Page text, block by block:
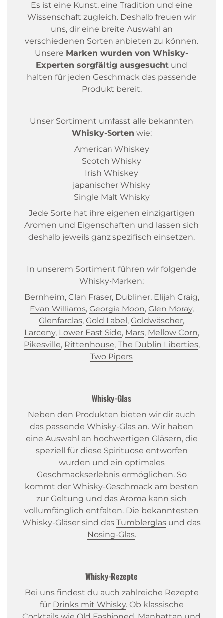
Es ist eine Kunst, eine Tradition und eine
Wissenschaft zugleich. Deshalb freuen wir
uns, dir eine breite Auswahl an
verschiedenen Sorten anbieten zu können.
Unsere Marken wurden von Whisky-
Experten sorgfältig ausgesucht und
halten für jeden Geschmack das passende
Produkt bereit.
Unser Sortiment umfasst alle bekannten
Whisky-Sorten wie:
American Whiskey
Scotch Whisky
Irish Whiskey
japanischer Whisky
Single Malt Whisky
Jede Sorte hat ihre eigenen einzigartigen
Aromen und Eigenschaften und lassen sich
deshalb jeweils ganz spezifisch einsetzen.
In unserem Sortiment führen wir folgende
Whisky-Marken:
Bernheim, Clan Fraser, Dubliner, Elijah Craig,
Evan Williams, Georgia Moon, Glen Moray,
Glenfarclas, Gold Label , Goldwäscher,
Larceny, Lower East Side, Mars, Mellow Corn,
Pikesville, Rittenhouse, The Dublin Liberties,
Two Pipers
Whisky-Glas
Neben den Produkten bieten wir dir auch
das passende Whisky-Glas an. Wir haben
eine Auswahl an hochwertigen Gläsern, die
speziell für diese Spirituose entworfen
wurden und ein optimales
Geschmackserlebnis ermöglichen. So
kommt der Whisky-Geschmack am besten
zur Geltung und das Aroma kann sich
vollumfänglich entfalten. Die bekanntesten
Whisky-Gläser sind das Tumblerglas und das
Nosing-Glas.
Whisky-Rezepte
Bei uns findest du auch zahlreiche Rezepte
für Drinks mit Whisky. Ob klassische